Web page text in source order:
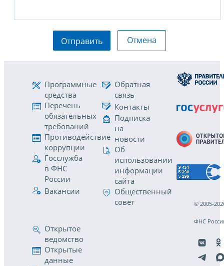
Отправить Отмена
Программные
средства
Перечень
обязательных
требований
Противодействие
коррупции
Госслужба
в ФНС
России
Вакансии
Обратная
связь
Контакты
Подписка
на
новости
Об
использовании
информации
сайта
Общественный
совет
Открытое
ведомство
Открытые
данные
© 2005-
ФНС